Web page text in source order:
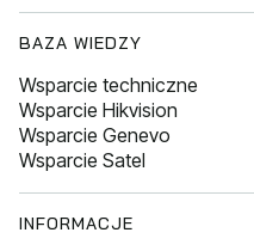
BAZA WIEDZY
Wsparcie techniczne
Wsparcie Hikvision
Wsparcie Genevo
Wsparcie Satel
INFORMACJE